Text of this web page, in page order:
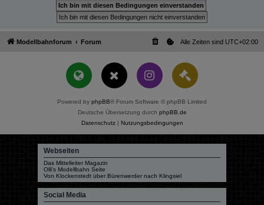
Modellbahnforum Forum Alle Zeiten sind UTC+02:00
Powered by phpBB® Forum Software © phpBB Limited
Deutsche Übersetzung durch phpBB.de
Datenschutz| Nutzungsbedingungen
Webseiten
Das Mittelleiter Magazin
Olli's Modellbahn Seite
Von Klockenstedt über Bürenwerder nach Klingsiel
Social Media